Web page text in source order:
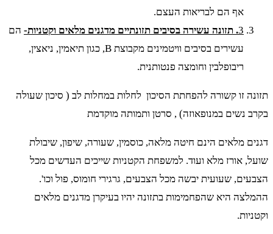
אף הם לבריאות העצם.
3. תזונה עשירה בסיבים תזונתיים מדגנים מלאים וקטניות- הם
עשירים בסיבים וויטמינים מקבוצת B, כגון תיאמין, ניאצין,
ריבופלבין וחומצה פנטותנית.
תזונה זו קשורה להפחתת הסיכון לחלות במחלות לב ( סיכון שעולה
בקרב נשים במנופאוזה) , סרטן ותמותה מוקדמת
דגנים מלאים הינם חיטה מלאה, כוסמין, שעורה, שיפון, שיבולת
שועל, אורז מלא ועוד. למשפחת הקטניות שייכים העדשים מכל
הצבעים, שעועית יבשה מכל הצבעים, גרגירי חומוס, פול וכו'.
ההמלצה היא שהפחמימות בתזונה יהיו בעיקרן מדגנים מלאים
וקטניות.